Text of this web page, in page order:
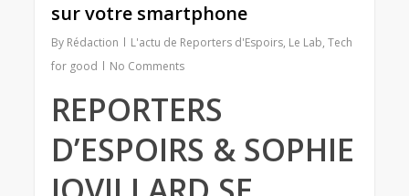
sur votre smartphone
By Rédaction L'actu de Reporters d'Espoirs, Le Lab,Tech
for good
No Comments
REPORTERS
D’ESPOIRS & SOPHIE